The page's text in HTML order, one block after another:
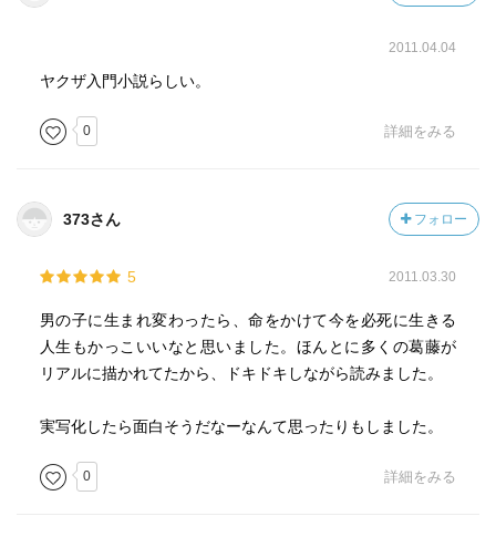
2011.04.04
ヤクザ入門小説らしい。
0 詳細をみる
373さん フォロー
5 2011.03.30
男の子に生まれ変わったら、命をかけて今を必死に生きる
人生もかっこいいなと思いました。ほんとに多くの葛藤が
リアルに描かれてたから、ドキドキしながら読みました。
実写化したら面白そうだなーなんて思ったりもしました。
0 詳細をみる